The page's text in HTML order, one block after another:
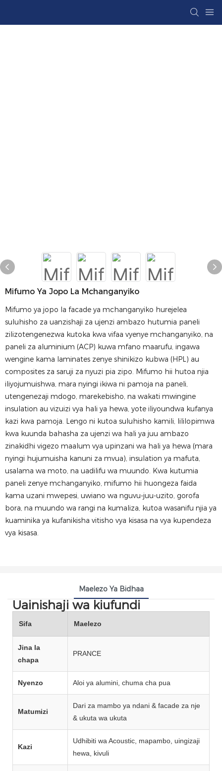
Mifumo Ya Jopo La Mchanganyiko
Mifumo ya jopo la facade ya mchanganyiko hurejelea
suluhisho za uanzishaji za ujenzi ambazo hutumia paneli
zilizotengenezwa kutoka kwa vifaa vyenye mchanganyiko, na
paneli za aluminium (ACP) kuwa mfano maarufu, ingawa
wengine kama laminates zenye shinikizo kubwa (HPL) au
composites za saruji za nyuzi pia zipo. Mifumo hii hutoa njia
iliyojumuishwa, mara nyingi ikiwa ni pamoja na paneli,
utengenezaji mdogo, marekebisho, na wakati mwingine
insulation au vizuizi vya hali ya hewa, yote iliyoundwa kufanya
kazi kwa pamoja. Lengo ni kutoa suluhisho kamili, lililopimwa
kwa kuunda bahasha za ujenzi wa hali ya juu ambazo
zinakidhi vigezo maalum vya upinzani wa hali ya hewa (mara
nyingi hujumuisha kanuni za mvua), insulation ya mafuta,
usalama wa moto, na uadilifu wa muundo. Kwa kutumia
paneli zenye mchanganyiko, mifumo hii huongeza faida
kama uzani mwepesi, uwiano wa nguvu-juu-uzito, gorofa
bora, na muundo wa rangi na kumaliza, kutoa wasanifu njia ya
kuaminika ya kufanikisha vitisho vya kisasa na vya kupendeza
vya kisasa.
Maelezo Ya Bidhaa
Uainishaji wa kiufundi
Sifa Maelezo
Jina la
chapa
PRANCE
Nyenzo Aloi ya alumini, chuma cha pua
Matumizi
Dari za mambo ya ndani & facade za nje
& ukuta wa ukuta
Kazi
Udhibiti wa Acoustic, mapambo, uingizaji
hewa, kivuli